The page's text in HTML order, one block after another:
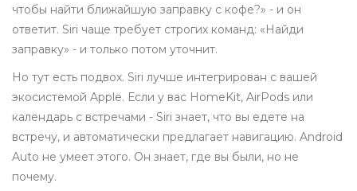
чтобы найти ближайшую заправку с кофе?» - и он
ответит. Siri чаще требует строгих команд: «Найди
заправку» - и только потом уточнит.
Но тут есть подвох. Siri лучше интегрирован с вашей
экосистемой Apple. Если у вас HomeKit, AirPods или
календарь с встречами - Siri знает, что вы едете на
встречу, и автоматически предлагает навигацию. Android
Auto не умеет этого. Он знает, где вы были, но не
почему.